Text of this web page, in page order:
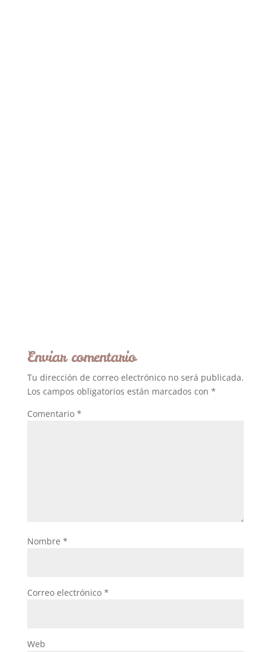
Enviar comentario
Tu dirección de correo electrónico no será publicada.
Los campos obligatorios están marcados con *
Comentario *
Nombre *
Correo electrónico *
Web